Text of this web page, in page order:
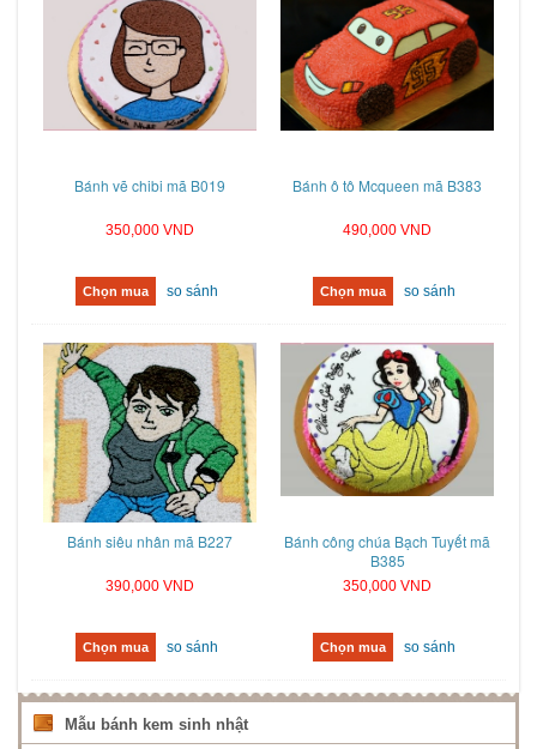
Bánh vẽ chibi mã B019
350,000 VND
Chọn mua so sánh
Bánh ô tô Mcqueen mã B383
490,000 VND
Chọn mua so sánh
Bánh siêu nhân mã B227
390,000 VND
Chọn mua so sánh
Bánh công chúa Bạch Tuyết mã
B385
350,000 VND
Chọn mua so sánh
Mẫu bánh kem sinh nhật